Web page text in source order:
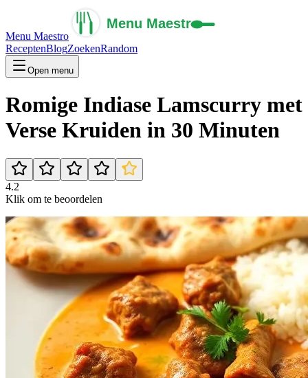
Menu Maestro
ReceptenBlogZoekenRandom
Open menu
Romige Indiase Lamscurry met
Verse Kruiden in 30 Minuten
4.2
Klik om te beoordelen